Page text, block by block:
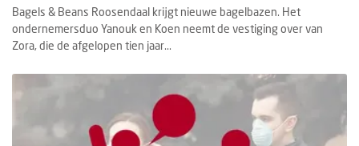
Bagels & Beans Roosendaal krijgt nieuwe bagelbazen. Het
ondernemersduo Yanouk en Koen neemt de vestiging over van
Zora, die de afgelopen tien jaar...